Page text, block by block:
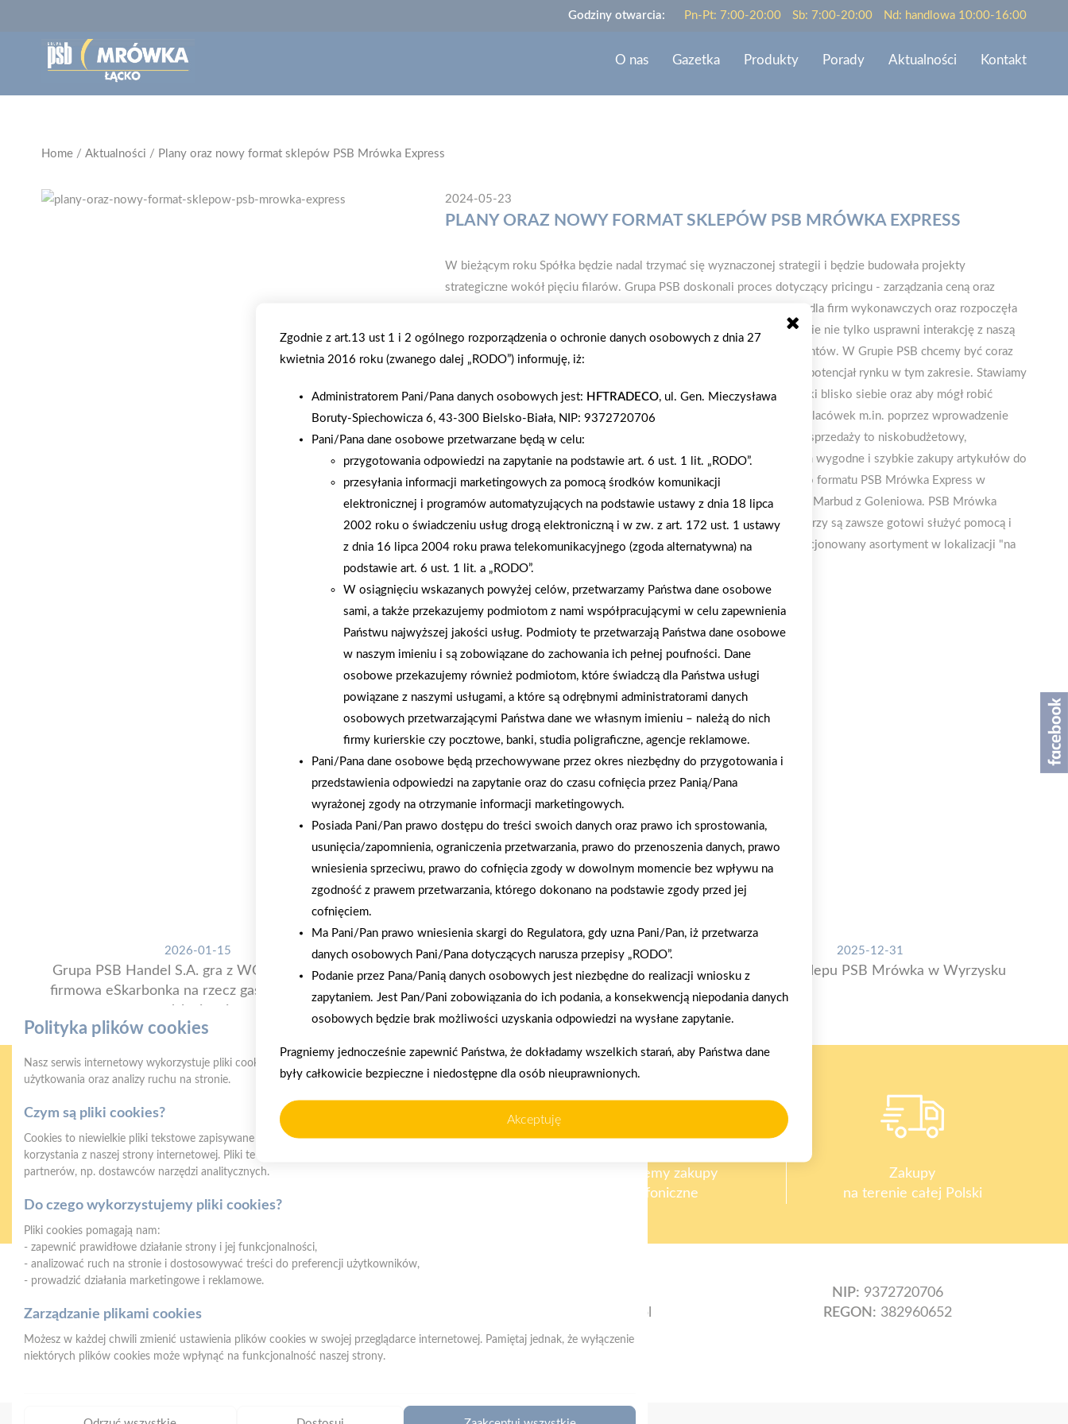
Godziny otwarcia: Pn-Pt: 7:00-20:00 Sb: 7:00-20:00 Nd: handlowa 10:00-16:00
O nas Gazetka Produkty Porady Aktualności Kontakt
Home / Aktualności / Plany oraz nowy format sklepów PSB Mrówka Express
2024-05-23
PLANY ORAZ NOWY FORMAT SKLEPÓW PSB MRÓWKA EXPRESS
W bieżącym roku Spółka będzie nadal trzymać się wyznaczonej strategii i będzie budowała projekty
strategiczne wokół pięciu filarów. Grupa PSB doskonali proces dotyczący pri­cingu - zarządzania ceną oraz
aktywnego zarządzania sprzedażą. Wdraża również program PSB Plus dla firm wykonawczych oraz rozpoczęła
prace nad nową aplikacją mobilną dla placówek Mrówka. To roz­wiązanie nie tylko usprawni interakcję z naszą
firmą, ale także zapewni unikatowe korzyści dla naszych lojalnych klientów. W Grupie PSB chce­my być coraz
bliżej klienta. W miastach w Polsce ciągle brakuje placówek i istnieje potencjał rynku w tym zakresie. Stawiamy
na trend miasta 15-mi­nutowego i potrzeby klienta, aby miał te placówki blisko siebie oraz aby mógł robić
wygodnie zakupy. Stąd dalsza eks­pansja organiczna i rozwój nowych placówek m.in. poprzez wprowadzenie
nowego rodzaju placówki PSB Mrówka Express. Nowyformat punktu sprzedaży to niskobudżetowy,
kompaktowy i czytelny punkt sprzedaży gwarantujący swoim klientom wygodne i szybkie zakupy artykułów do
remontu czy wykończenia wnętrz. Powstał już pierwszy sklep nowego formatu PSB Mrówka Express w
Szczecinie. Został on otwarty pod koniec kwietnia 2024 r. przez firmę Marbud z Goleniowa. PSB Mrówka
Express to nie tylko szybkość i wygoda, ale także mobilni doradcy, którzy są zawsze gotowi służyć pomocą i
fachowym doradztwem. Mało powierzchniowy sklep oferuje wyselekcjonowany asortyment w lokalizacji "na
wyciągnięcie ręki".
AKTUALNOŚCI
2026-01-15
Grupa PSB Handel S.A. gra z WOŚP. Powstała
firmowa eSkarbonka na rzecz gastroenterologii
2026-01-12
Zacisze S.A. dołącza do Grupy PSB. Sieć kończy
rok strategicznym otwarciem po rebrandingu
2025-12-31
Otwarcie sklepu PSB Mrówka w Wyrzysku
Gwarancja jakości
Oferujemy zakupy
telefoniczne
Zakupy
na terenie całej Polski
Łącko 1001, 33-390 Łącko
info.lacko@psbmrowka.com.pl
NIP: 9372720706
REGON: 382960652
Zgodnie z art.13 ust 1 i 2 ogólnego rozporządzenia o ochronie danych osobowych z dnia 27
kwietnia 2016 roku (zwanego dalej „RODO”) informuję, iż:
Administratorem Pani/Pana danych osobowych jest: HFTRADECO, ul. Gen. Mieczysława
Boruty-Spiechowicza 6, 43-300 Bielsko-Biała, NIP: 9372720706
Pani/Pana dane osobowe przetwarzane będą w celu:
przygotowania odpowiedzi na zapytanie na podstawie art. 6 ust. 1 lit. „RODO”.
przesyłania informacji marketingowych za pomocą środków komunikacji
elektronicznej i programów automatyzujących na podstawie ustawy z dnia 18 lipca
2002 roku o świadczeniu usług drogą elektroniczną i w zw. z art. 172 ust. 1 ustawy
z dnia 16 lipca 2004 roku prawa telekomunikacyjnego (zgoda alternatywna) na
podstawie art. 6 ust. 1 lit. a „RODO”.
W osiągnięciu wskazanych powyżej celów, przetwarzamy Państwa dane osobowe
sami, a także przekazujemy podmiotom z nami współpracującymi w celu zapewnienia
Państwu najwyższej jakości usług. Podmioty te przetwarzają Państwa dane osobowe
w naszym imieniu i są zobowiązane do zachowania ich pełnej poufności. Dane
osobowe przekazujemy również podmiotom, które świadczą dla Państwa usługi
powiązane z naszymi usługami, a które są odrębnymi administratorami danych
osobowych przetwarzającymi Państwa dane we własnym imieniu – należą do nich
firmy kurierskie czy pocztowe, banki, studia poligraficzne, agencje reklamowe.
Pani/Pana dane osobowe będą przechowywane przez okres niezbędny do przygotowania i
przedstawienia odpowiedzi na zapytanie oraz do czasu cofnięcia przez Panią/Pana
wyrażonej zgody na otrzymanie informacji marketingowych.
Posiada Pani/Pan prawo dostępu do treści swoich danych oraz prawo ich sprostowania,
usunięcia/zapomnienia, ograniczenia przetwarzania, prawo do przenoszenia danych, prawo
wniesienia sprzeciwu, prawo do cofnięcia zgody w dowolnym momencie bez wpływu na
zgodność z prawem przetwarzania, którego dokonano na podstawie zgody przed jej
cofnięciem.
Ma Pani/Pan prawo wniesienia skargi do Regulatora, gdy uzna Pani/Pan, iż przetwarza
danych osobowych Pani/Pana dotyczących narusza przepisy „RODO”.
Podanie przez Pana/Panią danych osobowych jest niezbędne do realizacji wniosku z
zapytaniem. Jest Pan/Pani zobowiązania do ich podania, a konsekwencją niepodania danych
osobowych będzie brak możliwości uzyskania odpowiedzi na wysłane zapytanie.
Pragniemy jednocześnie zapewnić Państwa, że dokładamy wszelkich starań, aby Państwa dane
były całkowicie bezpieczne i niedostępne dla osób nieuprawnionych.
Akceptuję
Polityka plików cookies
Nasz serwis internetowy wykorzystuje pliki cookies w celu zapewnienia prawidłowego działania strony, poprawy komfortu
użytkowania oraz analizy ruchu na stronie.
Czym są pliki cookies?
Cookies to niewielkie pliki tekstowe zapisywane na urządzeniu użytkownika (komputerze, tablecie, smartfonie) podczas
korzystania z naszej strony internetowej. Pliki te mogą być odczytywane przez nasz system oraz systemy zaufanych
partnerów, np. dostawców narzędzi analitycznych.
Do czego wykorzystujemy pliki cookies?
Pliki cookies pomagają nam:
- zapewnić prawidłowe działanie strony i jej funkcjonalności,
- analizować ruch na stronie i dostosowywać treści do preferencji użytkowników,
- prowadzić działania marketingowe i reklamowe.
Zarządzanie plikami cookies
Możesz w każdej chwili zmienić ustawienia plików cookies w swojej przeglądarce internetowej. Pamiętaj jednak, że wyłączenie
niektórych plików cookies może wpłynąć na funkcjonalność naszej strony.